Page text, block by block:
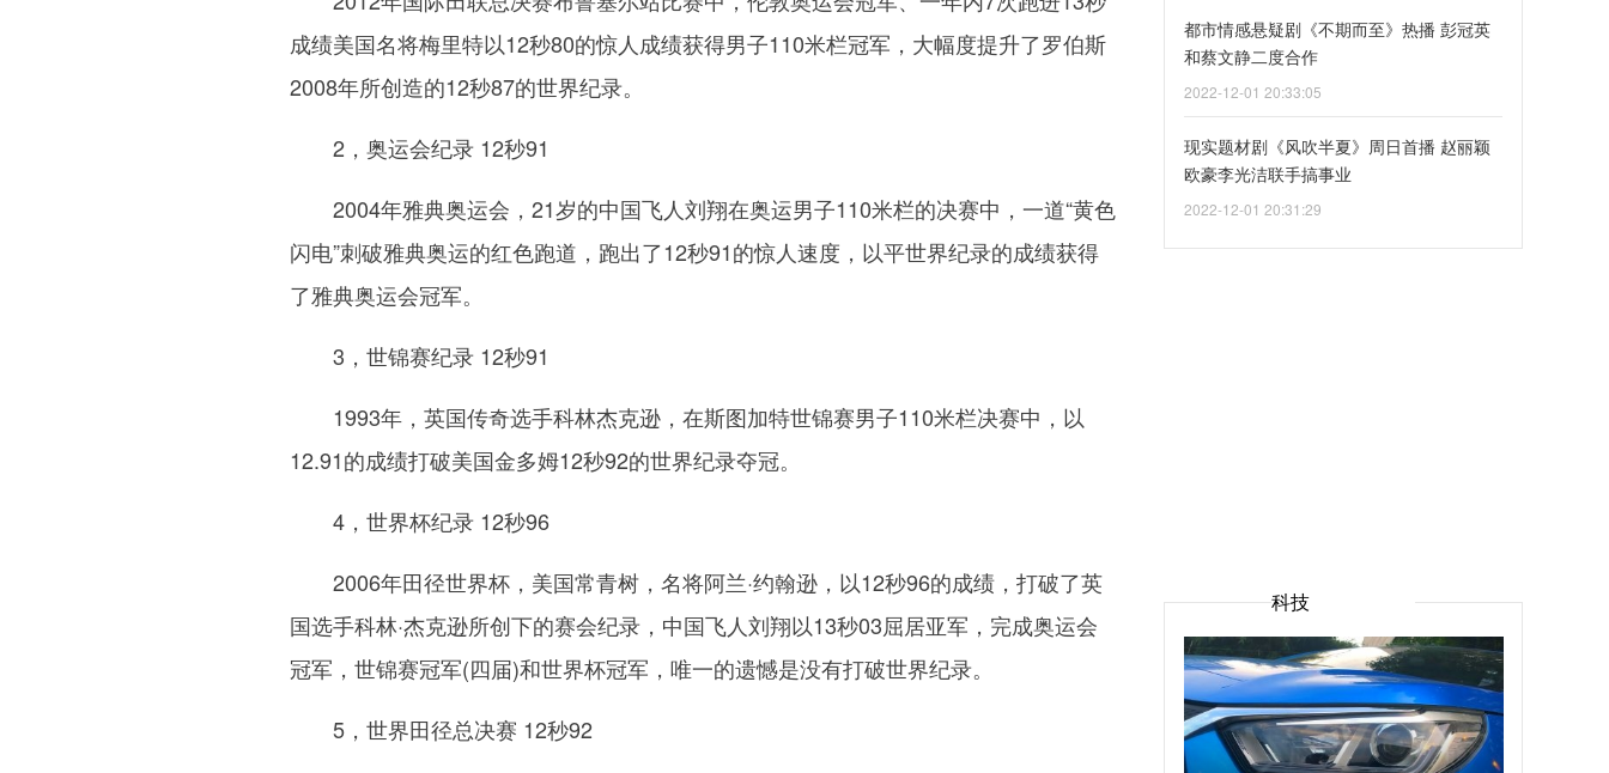
成绩美国名将梅里特以12秒80的惊人成绩获得男子110米栏冠军，大幅度提升了罗伯斯
2008年所创造的12秒87的世界纪录。
2，奥运会纪录 12秒91
2004年雅典奥运会，21岁的中国飞人刘翔在奥运男子110米栏的决赛中，一道“黄色
闪电”刺破雅典奥运的红色跑道，跑出了12秒91的惊人速度，以平世界纪录的成绩获得
了雅典奥运会冠军。
3，世锦赛纪录 12秒91
1993年，英国传奇选手科林杰克逊，在斯图加特世锦赛男子110米栏决赛中，以
12.91的成绩打破美国金多姆12秒92的世界纪录夺冠。
4，世界杯纪录 12秒96
2006年田径世界杯，美国常青树，名将阿兰·约翰逊，以12秒96的成绩，打破了英
国选手科林·杰克逊所创下的赛会纪录，中国飞人刘翔以13秒03屈居亚军，完成奥运会
冠军，世锦赛冠军(四届)和世界杯冠军，唯一的遗憾是没有打破世界纪录。
5，世界田径总决赛 12秒92
都市情感悬疑剧《不期而至》热播 彭冠英
和蔡文静二度合作
2022-12-01 20:33:05
现实题材剧《风吹半夏》周日首播 赵丽颖
欧豪李光洁联手搞事业
2022-12-01 20:31:29
科技